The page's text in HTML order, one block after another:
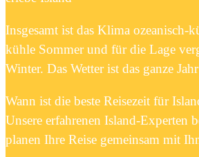
Insgesamt ist das Klima ozeanisch-
kühle Sommer und für die Lage
Winter. Das Wetter ist das ganze
Wann ist die beste Reisezeit für
Unsere erfahrenen Island-Experten
planen Ihre Reise gemeinsam mit